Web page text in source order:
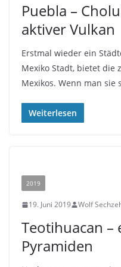
Puebla –
aktiver Vulkan
Erstmal wieder ein
Mexiko Stadt, bietet die
Mexikos. Wenn man sie
Weiterlesen
2019
19. Juni 2019 Wolf
Teotihuacan –
Pyramiden